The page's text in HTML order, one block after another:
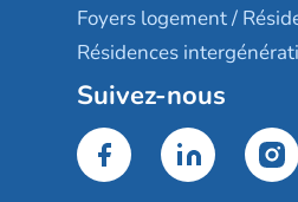
Foyers logement /
Résidences
Suivez-nous